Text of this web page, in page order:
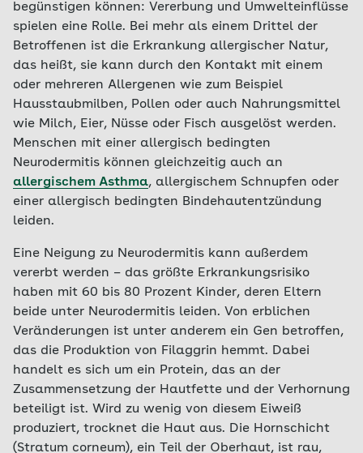
begünstigen können: Vererbung und Umwelteinflüsse
spielen eine Rolle. Bei mehr als einem Drittel der
Betroffenen ist die Erkrankung allergischer Natur,
das heißt, sie kann durch den Kontakt mit einem
oder mehreren Allergenen wie zum Beispiel
Hausstaubmilben, Pollen oder auch Nahrungsmittel
wie Milch, Eier, Nüsse oder Fisch ausgelöst werden.
Menschen mit einer allergisch bedingten
Neurodermitis können gleichzeitig auch an
allergischem Asthma, allergischem Schnupfen oder
einer allergisch bedingten Bindehautentzündung
leiden.
Eine Neigung zu Neurodermitis kann außerdem
vererbt werden – das größte Erkrankungsrisiko
haben mit 60 bis 80 Prozent Kinder, deren Eltern
beide unter Neurodermitis leiden. Von erblichen
Veränderungen ist unter anderem ein Gen betroffen,
das die Produktion von Filaggrin hemmt. Dabei
handelt es sich um ein Protein, das an der
Zusammensetzung der Hautfette und der Verhornung
beteiligt ist. Wird zu wenig von diesem Eiweiß
produziert, trocknet die Haut aus. Die Hornschicht
(Stratum corneum), ein Teil der Oberhaut, ist rau,